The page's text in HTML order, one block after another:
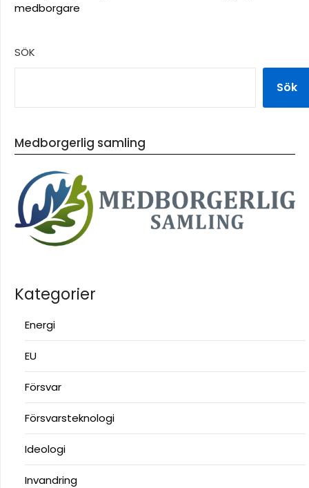
medborgare
SÖK
Sök
Medborgerlig samling
Kategorier
Energi
EU
Försvar
Försvarsteknologi
Ideologi
Invandring